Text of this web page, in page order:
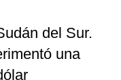
del Sur.
una